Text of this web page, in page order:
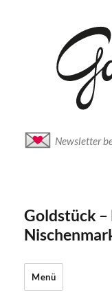
Newsletter
Goldstück –
Menü